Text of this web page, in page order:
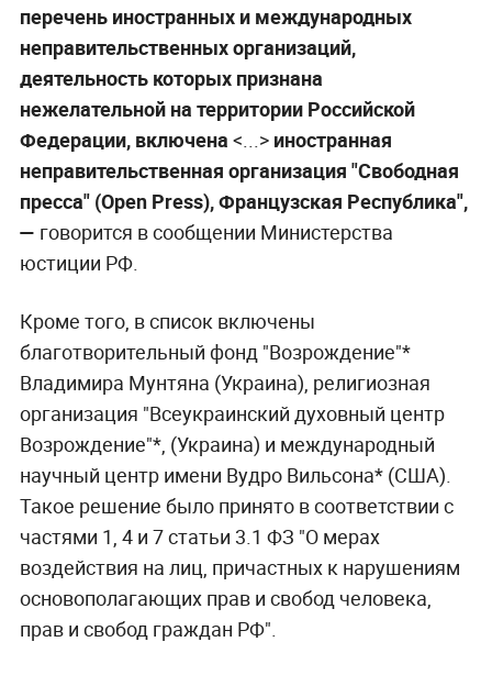
перечень иностранных и международных
неправительственных организаций,
деятельность которых признана
нежелательной на территории Российской
Федерации, включена <...> иностранная
неправительственная организация "Свободная
пресса" (Open Press), Французская Республика",
— говорится в сообщении Министерства
юстиции РФ.
Кроме того, в список включены
благотворительный фонд "Возрождение"*
Владимира Мунтяна (Украина), религиозная
организация "Всеукраинский духовный центр
Возрождение"*, (Украина) и международный
научный центр имени Вудро Вильсона* (США).
Такое решение было принято в соответствии с
частями 1, 4 и 7 статьи 3.1 ФЗ "О мерах
воздействия на лиц, причастных к нарушениям
основополагающих прав и свобод человека,
прав и свобод граждан РФ".